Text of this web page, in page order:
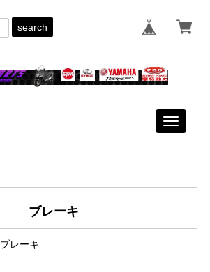
search
Toggle
ブレーキ
ブレーキ